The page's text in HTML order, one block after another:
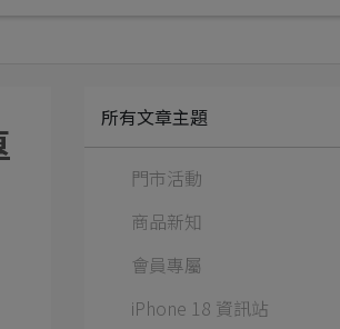
所有文章主題
門市活動
商品新知
會員專屬
iPhone 18 資訊站